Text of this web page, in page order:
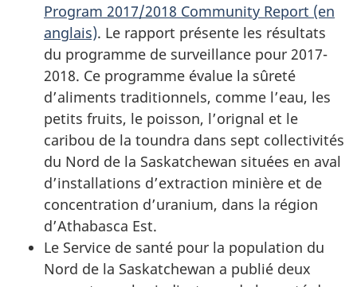
Program 2017/2018 Community Report (en
anglais). Le rapport présente les résultats
du programme de surveillance pour 2017-
2018. Ce programme évalue la sûreté
d’aliments traditionnels, comme l’eau, les
petits fruits, le poisson, l’orignal et le
caribou de la toundra dans sept collectivités
du Nord de la Saskatchewan situées en aval
d’installations d’extraction minière et de
concentration d’uranium, dans la région
d’Athabasca Est.
Le Service de santé pour la population du
Nord de la Saskatchewan a publié deux